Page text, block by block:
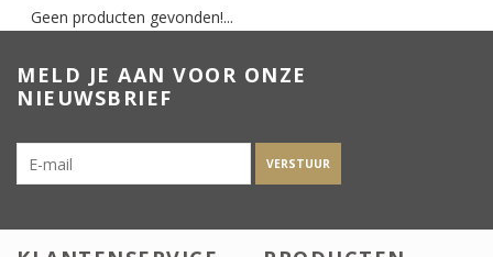
Geen producten gevonden!...
MELD JE AAN VOOR ONZE
NIEUWSBRIEF
VERSTUUR